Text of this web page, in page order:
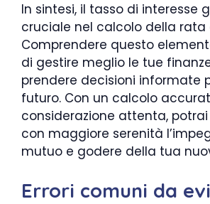
In sintesi, il tasso di interesse
cruciale nel calcolo della rata
Comprendere questo
di gestire meglio le tue
prendere decisioni informate
futuro. Con un calcolo
considerazione attenta,
con maggiore serenità
mutuo e godere della tua
Errori comuni da